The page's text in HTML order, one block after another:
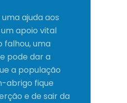
ajuda aos
apoio vital
falhou, uma
pode dar a
a população
abrigo fique
e de sair da